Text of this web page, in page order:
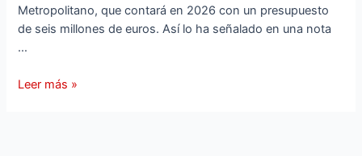
Metropolitano, que contará en 2026 con un presupuesto
de seis millones de euros. Así lo ha señalado en una nota
…
El
Leer más »